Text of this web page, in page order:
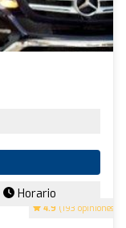
4.9 (193 opiniones)
Horario